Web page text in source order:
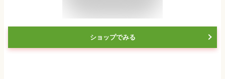
ショップでみる